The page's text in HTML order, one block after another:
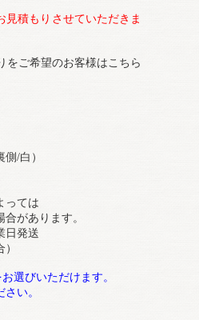
積もりさせていただきま
をご希望のお客様はこちら
/白）
ては
あります。
発送
選びいただけます。
い。